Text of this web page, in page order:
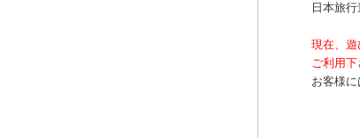
日本旅
現在、遊
ご利用下
お客様